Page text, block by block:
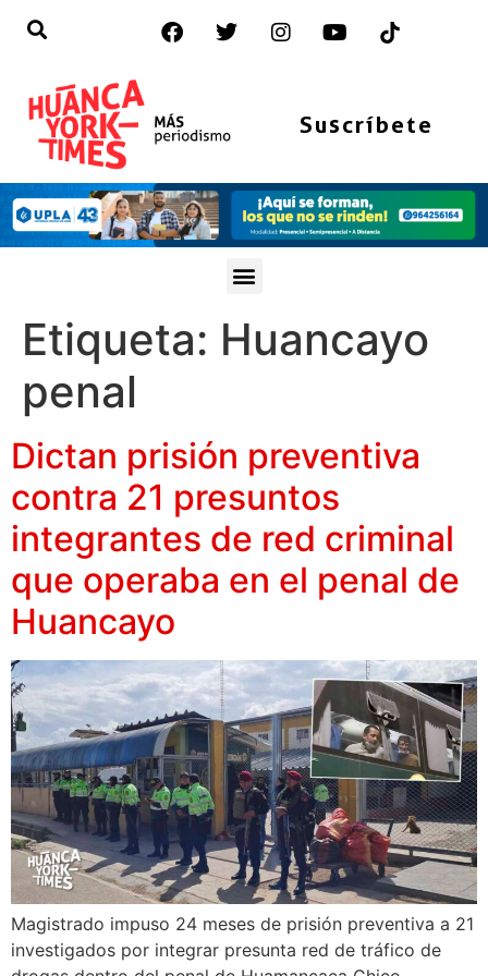
Suscríbete
Etiqueta: Huancayo
penal
Dictan prisión preventiva
contra 21 presuntos
integrantes de red criminal
que operaba en el penal de
Huancayo
Magistrado impuso 24 meses de prisión preventiva a 21
investigados por integrar presunta red de tráfico de